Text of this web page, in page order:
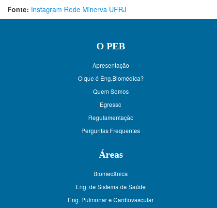
Fonte: Instagram Rede Minerva UFRJ
O PEB
Apresentação
O que é Eng.Biomédica?
Quem Somos
Egresso
Regulamentação
Perguntas Frequentes
Áreas
Biomecânica
Eng. de Sistema de Saúde
Eng. Pulmonar e Cardiovascular